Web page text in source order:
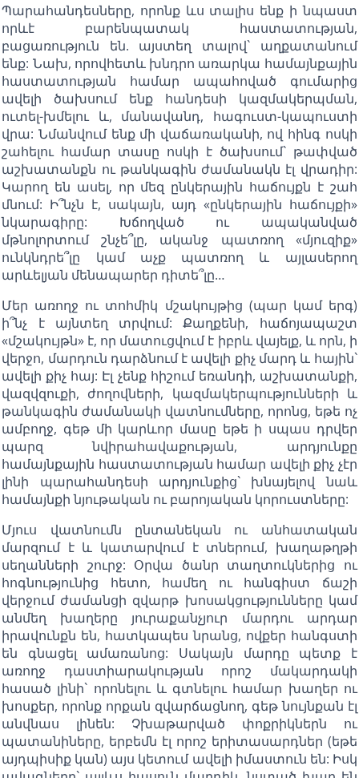
Պարահանդեսները, որոնք ևս տալիս ենք ի նպաստ
որևէ բարենպատակ հաստատության,
բացառություն են. այստեղ տալով` աղքատանում
ենք: Նախ, որովհետև խնդրո առարկա համայնքային
հաստատության համար ապահոված գումարից
ավելի ծախսում ենք հանդեսի կազմակերպման,
ուտել-խմելու և, մանավանդ, հագուստ-կապուստի
վրա: Նմանվում ենք մի վաճառականի, ով հինգ ոսկի
շահելու համար տասը ոսկի է ծախսում` թափված
աշխատանքն ու թանկագին ժամանակն էլ վրադիր:
Կարող են ասել, որ մեզ ընկերային հաճույքն է շահ
մնում: Ի՞նչն է, սակայն, այդ «ընկերային հաճույքի»
նկարագիրը: Խճողված ու ապականված
մթնոլորտում շնչե՞լը, ականջ պատռող «մյուզիք»
ունկնդրե՞լը կամ աչք պատռող և այլասերող
արևելյան մենապարեր դիտե՞լը…
Մեր առողջ ու տոհմիկ մշակույթից (պար կամ երգ)
ի՞նչ է այնտեղ տրվում: Քաղքենի, հաճոյապաշտ
«մշակույթն» է, որ մատուցվում է իբրև վայելք, և որն, ի
վերջո, մարդուն դարձնում է ավելի քիչ մարդ և հային`
ավելի քիչ հայ: Էլ չենք հիշում եռանդի, աշխատանքի,
վազվզուքի, ժողովների, կազմակերպությունների և
թանկագին ժամանակի վատնումները, որոնց, եթե ոչ
ամբողջ, գեթ մի կարևոր մասը եթե ի սպաս դրվեր
պարզ նվիրահավաքության, արդյունքը
համայնքային հաստատության համար ավելի քիչ չէր
լինի պարահանդեսի արդյունքից` խնայելով նաև
համայնքի նյութական ու բարոյական կորուստները:
Մյուս վատնումն ընտանեկան ու անհատական
մարզում է և կատարվում է տներում, խաղաթղթի
սեղանների շուրջ: Օրվա ծանր տաղտուկներից ու
հոգնությունից հետո, համեղ ու հանգիստ ճաշի
վերջում ժամանցի զվարթ խոսակցությունները կամ
անմեղ խաղերը յուրաքանչյուր մարդու արդար
իրավունքն են, հատկապես նրանց, ովքեր հանգստի
են գնացել ամառանոց: Սակայն մարդը պետք է
առողջ դաստիարակության որոշ մակարդակի
հասած լինի` որոնելու և գտնելու համար խաղեր ու
խոսքեր, որոնք որքան զվարճացնող, գեթ նույնքան էլ
անվնաս լինեն: Չխաթարված փոքրիկներն ու
պատանիները, երբեմն էլ որոշ երիտասարդներ (եթե
այդպիսիք կան) այս կետում ավելի իմաստուն են: Իսկ